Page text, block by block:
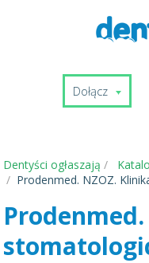
Dołącz
Dentyści ogłaszają
Prodenmed. NZOZ.